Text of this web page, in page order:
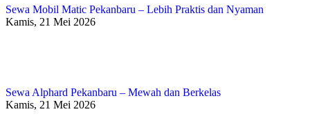
Sewa Mobil Matic Pekanbaru – Lebih Praktis dan Nyaman
Kamis, 21 Mei 2026
Sewa Alphard Pekanbaru – Mewah dan Berkelas
Kamis, 21 Mei 2026